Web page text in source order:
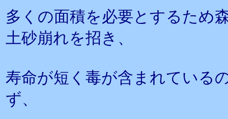
多くの面積を必要とするため
土砂崩れを招き、
寿命が短く毒が含まれている
ず、